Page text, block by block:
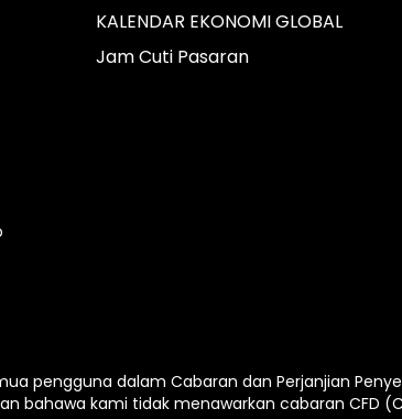
KALENDAR EKONOMI GLOBAL
Jam Cuti Pasaran
pengguna dalam Cabaran dan Perjanjian
bahawa kami tidak menawarkan cabaran CFD